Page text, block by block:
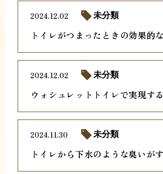
トイレがつまったときの効果的
2024.12.02 未分類
ウォシュレットトイレで実現す
2024.12.02 未分類
トイレから下水のような臭いが
2024.11.30 未分類